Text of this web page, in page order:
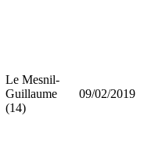
Le Mesnil-
Guillaume
(14)
09/02/2019